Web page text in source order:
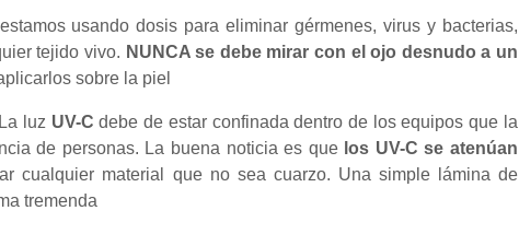
usando dosis para eliminar gérmenes, virus y bacterias,
tejido vivo. NUNCA se debe mirar con el ojo desnudo a un
sobre la piel
La luz UV-C debe de estar confinada dentro de los equipos que la
de personas. La buena noticia es que los UV-C se atenúan
cualquier material que no sea cuarzo. Una simple lámina de
tremenda